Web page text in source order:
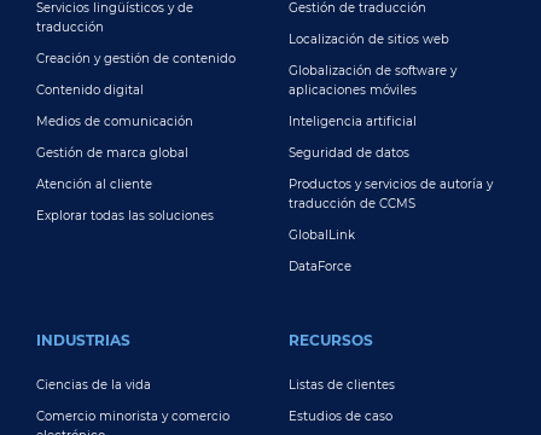
Servicios lingüísticos y de
traducción
Creación y gestión de contenido
Contenido digital
Medios de comunicación
Gestión de marca global
Atención al cliente
Explorar todas las soluciones
Gestión de traducción
Localización de sitios web
Globalización de software y
aplicaciones móviles
Inteligencia artificial
Seguridad de datos
Productos y servicios de autoría y
traducción de CCMS
GlobalLink
DataForce
INDUSTRIAS
Ciencias de la vida
Comercio minorista y comercio
RECURSOS
Listas de clientes
Estudios de caso